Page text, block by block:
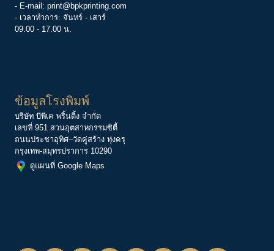
- E-mail: print@bpkprinting.com
- เวลาทำการ: จันทร์ - เสาร์
09.00 - 17.00 น.
ข้อมูลโรงพิมพ์
บริษัท บีพีเค พริ้นติ้ง จำกัด
เลขที่ 951 สวนอุตสาหกรรมซิตี้
ถนนประชาอุทิศ–วัดคู่สร้าง ทุ่งครุ
กรุงเทพ-สมุทรปราการ 10290
ดูแผนที่ Google Maps